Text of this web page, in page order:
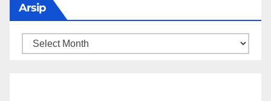
Arsip
Arsip